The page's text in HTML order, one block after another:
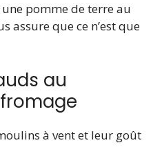
pomme de terre au
assure que ce n’est que
au
à vent et leur goût